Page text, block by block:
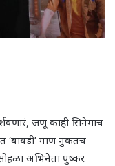
जणू काही सिनेमाच
‘बायडी’ गाण नुकतच
अभिनेता पुष्कर